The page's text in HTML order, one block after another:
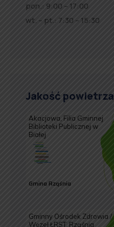
pon.: 9:00 – 17:00
wt. – pt.: 7:30 – 15:30
Jakość powietrza